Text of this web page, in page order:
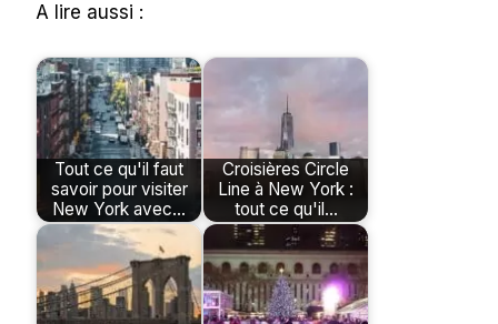
A lire aussi :
Tout ce qu'il faut
savoir pour visiter
New York avec…
Croisières Circle
Line à New York :
tout ce qu'il…